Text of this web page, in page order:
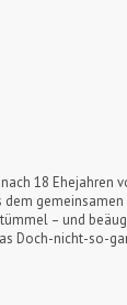
18
– und
Doch-nicht-so-